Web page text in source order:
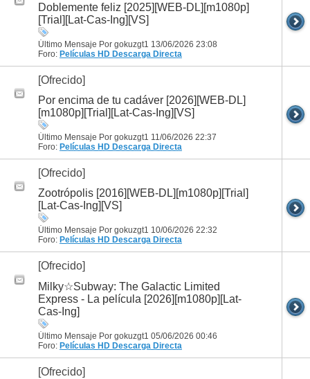
Doblemente feliz [2025][WEB-DL][m1080p]
[Trial][Lat-Cas-Ing][VS]
Último Mensaje Por gokuzgt1 13/06/2026 23:08
Foro: Películas HD Descarga Directa
[Ofrecido]
Por encima de tu cadáver [2026][WEB-DL]
[m1080p][Trial][Lat-Cas-Ing][VS]
Último Mensaje Por gokuzgt1 11/06/2026 22:37
Foro: Películas HD Descarga Directa
[Ofrecido]
Zootrópolis [2016][WEB-DL][m1080p][Trial]
[Lat-Cas-Ing][VS]
Último Mensaje Por gokuzgt1 10/06/2026 22:32
Foro: Películas HD Descarga Directa
[Ofrecido]
Milky☆Subway: The Galactic Limited
Express - La película [2026][m1080p][Lat-
Cas-Ing]
Último Mensaje Por gokuzgt1 05/06/2026 00:46
Foro: Películas HD Descarga Directa
[Ofrecido]